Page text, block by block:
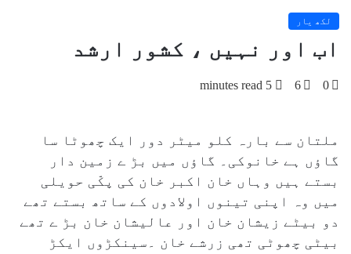
لکھ یار
اب اور نہیں ، کشور ارشد
0
6
ملتان سے بارہ کلو میٹر دور ایک چھوٹا سا
گاؤں ہے خانوکی۔ گاؤں میں بڑ ے زمین دار
بستے ہیں وہاں خان اکبر خان کی پکّی حویلی
میں وہ اپنی تینوں اولادوں کے ساتھ بستے تھے
دو بیٹے زیشان خان اور عالیشان خان بڑ ے تھے
بیٹی چھوٹی تھی زرشے خان ۔سینکڑوں ایکڑ